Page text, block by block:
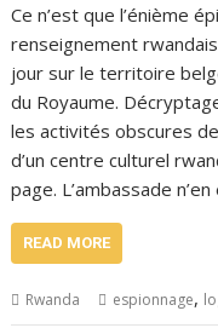
Ce n’est que l’énième
renseignement
jour sur le territoire
du Royaume.
les activités obscures
d’un centre culturel
page. L’ambassade
READ MORE
Rwanda espionnage,